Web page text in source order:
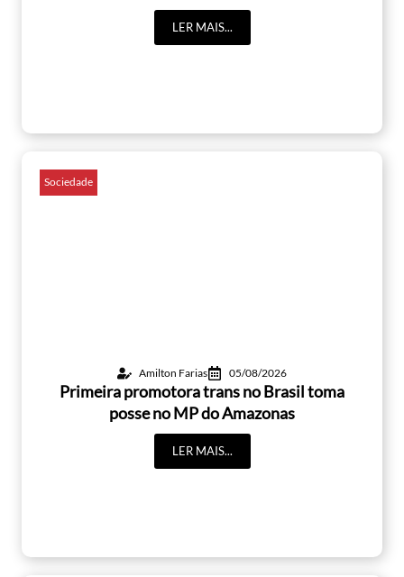
LER MAIS...
Sociedade
Amilton Farias 05/08/2026
Primeira promotora trans no Brasil toma
posse no MP do Amazonas
LER MAIS...